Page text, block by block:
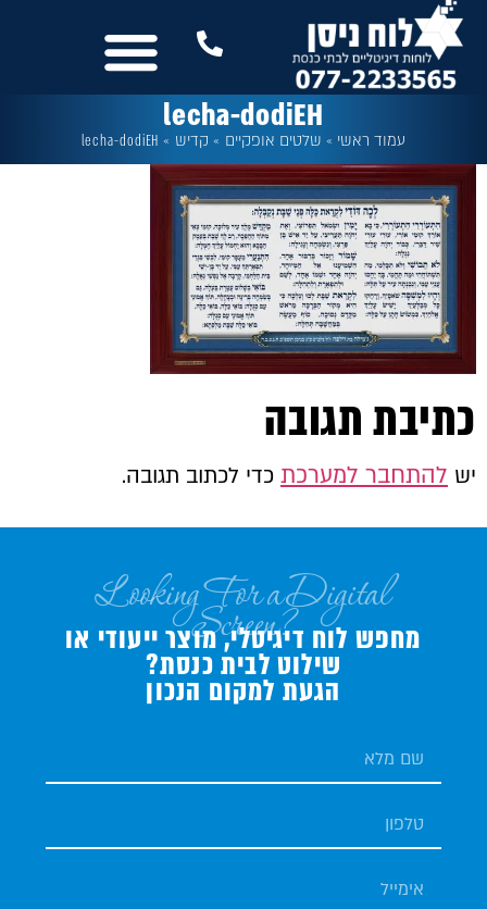
לתוכן
lecha-dodiEH
עמוד ראשי » שלטים אופקיים » קדיש »
lecha-dodiEH
כתיבת תגובה
יש להתחבר למערכת כדי לכתוב תגובה.
Looking For a Digital
Screen?
מחפש לוח דיגיטלי, מוצר ייעודי או
שילוט לבית כנסת?
הגעת למקום הנכון